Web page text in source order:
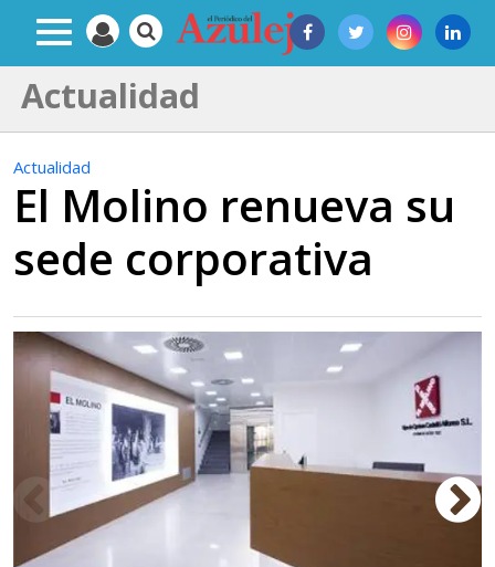
Actualidad
Actualidad
El Molino renueva su
sede corporativa